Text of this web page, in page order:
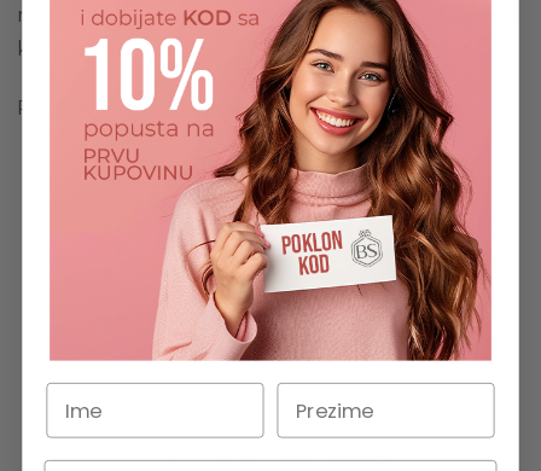
namotavanje i odvijanje pramenova bez povlačenja i
kidanja kose.
Papilotne se mogu koristiti na suvoj i mokroj kosi.
RECENZIJE KORISNIKA